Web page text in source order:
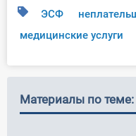
ЭСФ
медицинские услуги
Материалы по теме: